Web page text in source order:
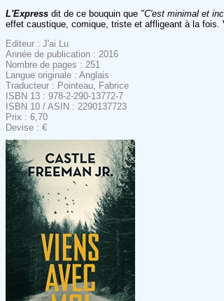
L'Express dit de ce bouquin que "C'est minimal et
effet caustique, comique, triste et affligeant à la fois.
Editeur : J'ai Lu
Année de publication : 2016
Nombre de pages : 251
Langue originale : Anglais
Traducteur : Pointeau, Fabrice
ISBN 13 : 978-2-290-13772-7
ISBN 10 / ASIN : 2290137723
Prix : 6,70
Devise : €